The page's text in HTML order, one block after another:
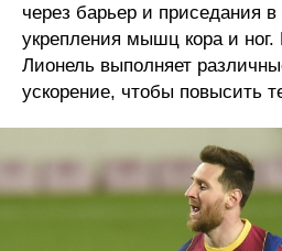
через барьер и приседания
укрепления мышц кора и ног.
Лионель выполняет
ускорение, чтобы повысить